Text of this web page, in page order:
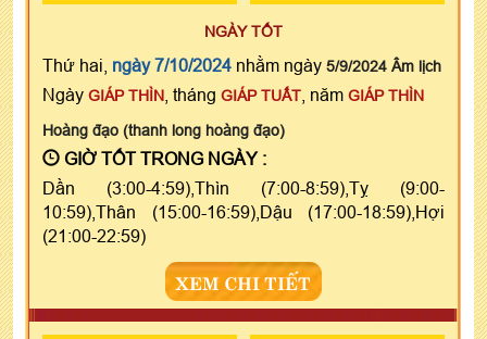
NGÀY TỐT
Thứ hai, ngày 7/10/2024 nhằm ngày 5/9/2024 Âm lịch
Ngày GIÁP THÌN , tháng GIÁP TUẤT , năm GIÁP THÌN
Hoàng đạo (thanh long hoàng đạo)
GIỜ TỐT TRONG NGÀY :
Dần (3:00-4:59),Thìn (7:00-8:59),Tỵ (9:00-
10:59),Thân (15:00-16:59),Dậu (17:00-18:59),Hợi
(21:00-22:59)
XEM CHI TIẾT